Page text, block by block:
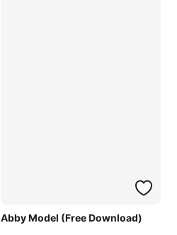
Abby Model (Free Download)